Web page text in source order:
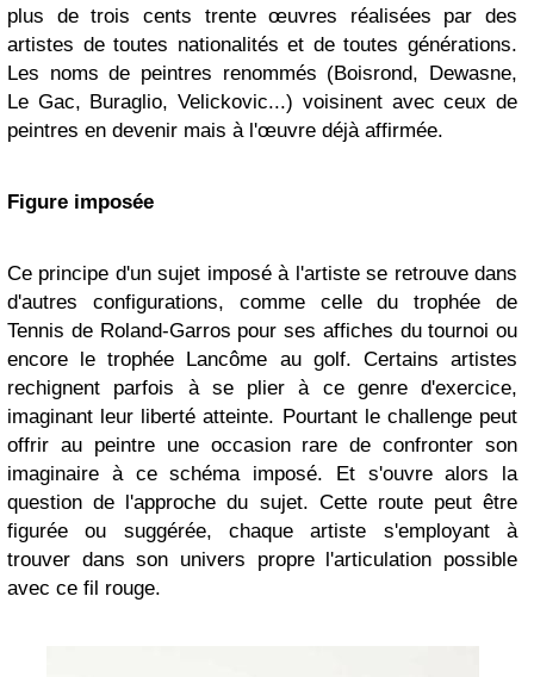
plus de trois cents trente œuvres réalisées par des
artistes de toutes nationalités et de toutes générations.
Les noms de peintres renommés (Boisrond, Dewasne,
Le Gac, Buraglio, Velickovic...) voisinent avec ceux de
peintres en devenir mais à l'œuvre déjà affirmée.
Figure imposée
Ce principe d'un sujet imposé à l'artiste se retrouve dans
d'autres configurations, comme celle du trophée de
Tennis de Roland-Garros pour ses affiches du tournoi ou
encore le trophée Lancôme au golf. Certains artistes
rechignent parfois à se plier à ce genre d'exercice,
imaginant leur liberté atteinte. Pourtant le challenge peut
offrir au peintre une occasion rare de confronter son
imaginaire à ce schéma imposé. Et s'ouvre alors la
question de l'approche du sujet. Cette route peut être
figurée ou suggérée, chaque artiste s'employant à
trouver dans son univers propre l'articulation possible
avec ce fil rouge.